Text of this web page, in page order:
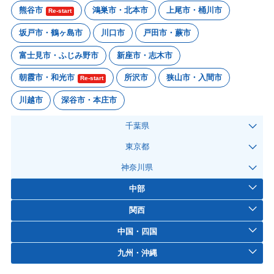
熊谷市 Re-start 鴻巣市・北本市 上尾市・桶川市
坂戸市・鶴ヶ島市 川口市 戸田市・蕨市
富士見市・ふじみ野市 新座市・志木市
朝霞市・和光市 Re-start 所沢市 狭山市・入間市
川越市 深谷市・本庄市
千葉県
東京都
神奈川県
中部
関西
中国・四国
九州・沖縄